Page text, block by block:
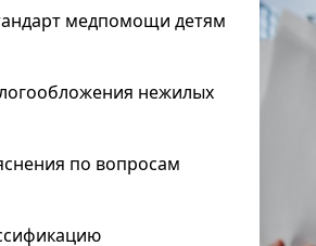
медпомощи детям
нежилых
по вопросам